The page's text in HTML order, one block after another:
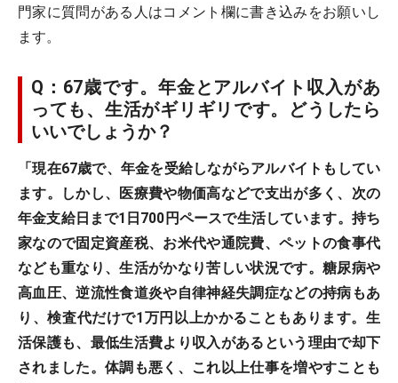
門家に質問がある人はコメント欄に書き込みをお願いし
ます。
Q：67歳です。年金とアルバイト収入があ
っても、生活がギリギリです。どうしたら
いいでしょうか？
「現在67歳で、年金を受給しながらアルバイトもしてい
ます。しかし、医療費や物価高などで支出が多く、次の
年金支給日まで1日700円ペースで生活しています。持ち
家なので固定資産税、お米代や通院費、ペットの食事代
なども重なり、生活がかなり苦しい状況です。糖尿病や
高血圧、逆流性食道炎や自律神経失調症などの持病もあ
り、検査代だけで1万円以上かかることもあります。生
活保護も、最低生活費より収入があるという理由で却下
されました。体調も悪く、これ以上仕事を増やすことも